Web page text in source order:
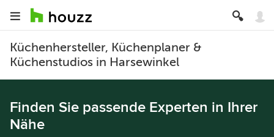
Küchenhersteller, Küchenplaner &
Küchenstudios in Harsewinkel
Finden Sie passende Experten in Ihrer
Nähe